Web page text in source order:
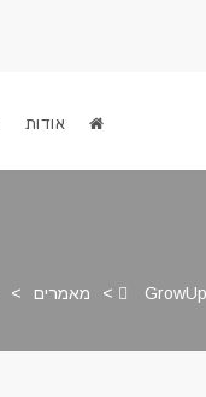
אודות
GrowUp
> מאמרים >